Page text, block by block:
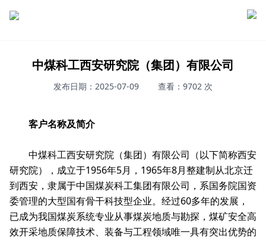
中煤科工西安研究院（集团）有限公司
发布日期：2025-07-09 查看：9702 次
客户名称及简介
中煤科工西安研究院（集团）有限公司（以下简称西安
研究院），成立于1956年5月，1965年8月整建制从北京迁
到西安，隶属于中国煤炭科工集团有限公司，系国务院国资
委管理的大型国有骨干科技型企业。经过60多年的发展，
已成为我国煤炭系统专业从事煤炭地质与勘探，煤矿安全高
效开采地质保障技术、装备与工程领域唯一具有突出优势的